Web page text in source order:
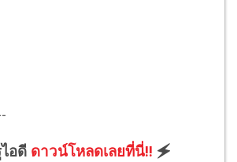
อดี ดาวน์โหลดเลยที่นี่!! 🗲